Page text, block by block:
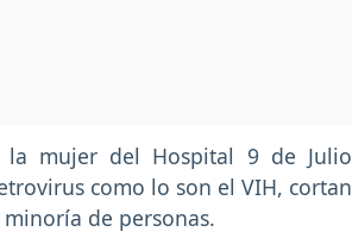
la mujer del Hospital 9 de Julio
como lo son el VIH, cortan
de personas.